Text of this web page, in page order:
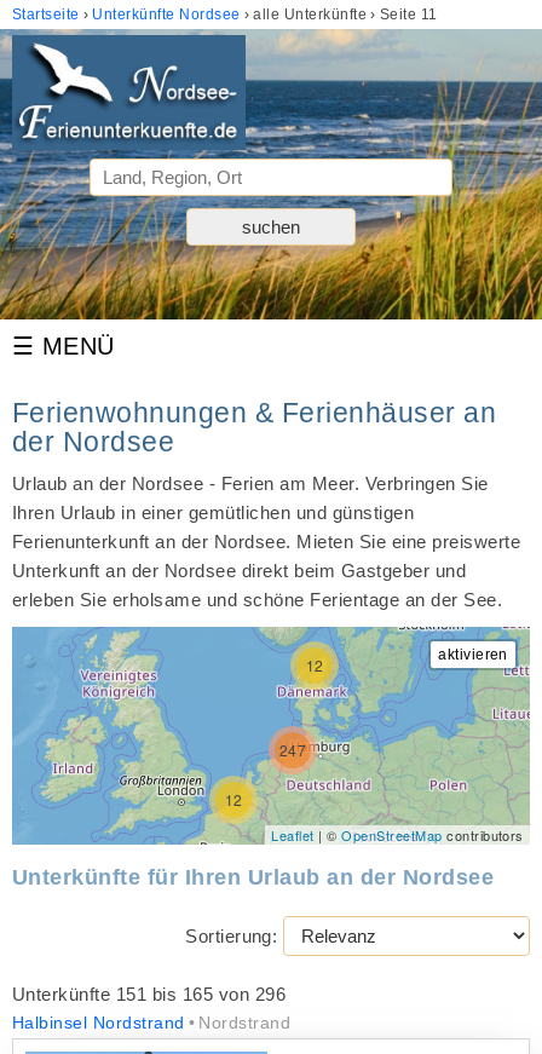
Startseite Unterkünfte Nordsee alle Unterkünfte Seite 11
Ferienwohnungen & Ferienhäuser an
der Nordsee
Urlaub an der Nordsee - Ferien am Meer. Verbringen Sie
Ihren Urlaub in einer gemütlichen und günstigen
Ferienunterkunft an der Nordsee. Mieten Sie eine preiswerte
Unterkunft an der Nordsee direkt beim Gastgeber und
erleben Sie erholsame und schöne Ferientage an der See.
12
12
247
Leaflet | ©OpenStreetMap contributors
Unterkünfte für Ihren Urlaub an der Nordsee
Sortierung:
Unterkünfte 151 bis 165 von 296
Halbinsel Nordstrand Nordstrand